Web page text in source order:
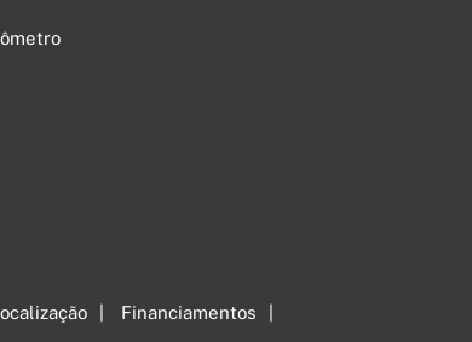
Financiamentos